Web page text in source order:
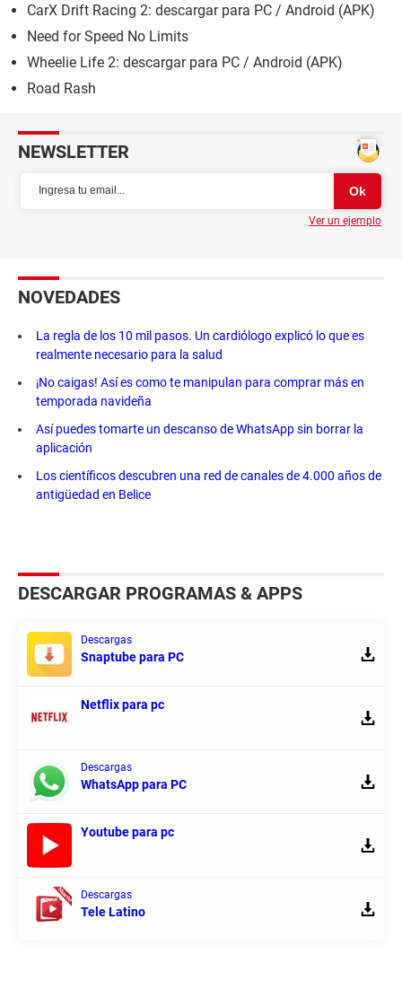
CarX Drift Racing 2: descargar para PC / Android (APK)
Need for Speed No Limits
Wheelie Life 2: descargar para PC / Android (APK)
Road Rash
NEWSLETTER
Ver un ejemplo
NOVEDADES
La regla de los 10 mil pasos. Un cardiólogo explicó lo que es
realmente necesario para la salud
¡No caigas! Así es como te manipulan para comprar más en
temporada navideña
Así puedes tomarte un descanso de WhatsApp sin borrar la
aplicación
Los científicos descubren una red de canales de 4.000 años de
antigüedad en Belice
DESCARGAR PROGRAMAS & APPS
Descargas
Snaptube para PC
Netflix para pc
Descargas
WhatsApp para PC
Youtube para pc
Descargas
Tele Latino